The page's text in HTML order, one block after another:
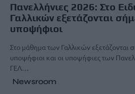
Πανελλήνιες 2026: Στο
Γαλλικών εξετάζονται
υποψήφιοι
Στο μάθημα των Γαλλικών εξετάζονται
υποψήφιοι και οι υποψήφιες των
ΓΕΛ…
Newsroom